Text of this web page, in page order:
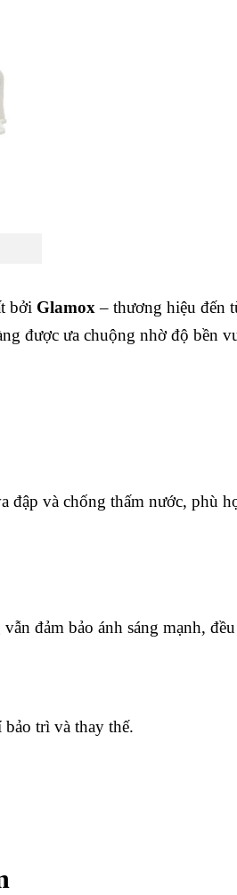
bởi Glamox – thương hiệu đến
được ưa chuộng nhờ độ bền
và chống thấm nước, phù
đảm bảo ánh sáng mạnh,
trì và thay thế.